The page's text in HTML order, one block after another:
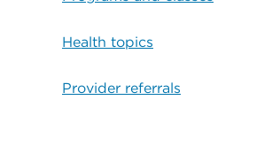
Health topics
Provider referrals